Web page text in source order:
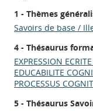
1 - Thèmes
Savoirs de base /
4 - Thésaurus
EXPRESSION
EDUCABILITE
PROCESSUS
5 - Thésaurus